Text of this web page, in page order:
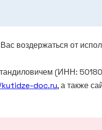
воздержаться от
(ИНН:
doc.ru, а также